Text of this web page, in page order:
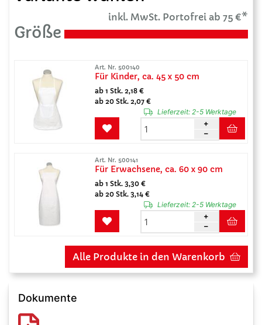
inkl. MwSt. Portofrei ab 75 €*
Größe
Art. Nr. 500140
Für Kinder, ca. 45 x 50 cm
ab 1 Stk. 2,18 €
ab 20 Stk. 2,07 €
Lieferzeit:2-5 Werktage
Art. Nr. 500141
Für Erwachsene, ca. 60 x 90 cm
ab 1 Stk. 3,30 €
ab 20 Stk. 3,14 €
Lieferzeit:2-5 Werktage
Alle Produkte in den Warenkorb
Dokumente